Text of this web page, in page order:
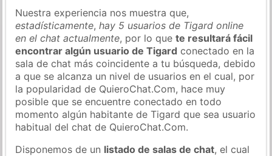
Nuestra experiencia nos muestra que,
estadísticamente,hay 5 usuarios de Tigard online
en el chat actualmente, por lo quete resultará fácil
encontrar algún usuario de Tigard conectado en la
sala de chat más coincidente a tu búsqueda, debido
a que se alcanza un nivel de usuarios en el cual, por
la popularidad de QuieroChat.Com, hace muy
posible que se encuentre conectado en todo
momento algún habitante de Tigard que sea usuario
habitual del chat de QuieroChat.Com.
Disponemos de un listado de salas de chat, el cual